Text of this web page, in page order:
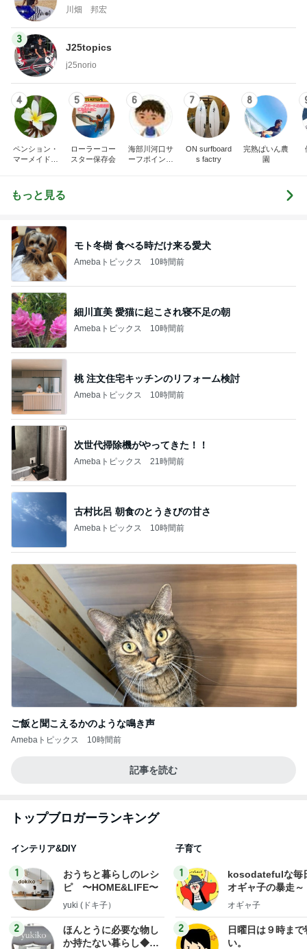
川畑 邦宏
3
J25topics
j25norio
4
ペンション・
マーメイドの
5
ローラーコー
スター保存会
6
海部川河口サ
ーフポイント
7
ON surfboard
s factry
8
完熟ぱいん農
園
もっと見る
モト冬樹 食べる時だけ来る愛犬
Amebaトピックス 10時間前
細川直美 愛猫に起こされ寝不足の朝
Amebaトピックス 10時間前
桃 注文住宅キッチンのリフォーム検討
Amebaトピックス 10時間前
次世代掃除機がやってきた！！
Amebaトピックス 21時間前
古村比呂 朝食のとうきびの甘さ
Amebaトピックス 10時間前
ご飯と聞こえるかのような鳴き声
Amebaトピックス 10時間前
記事を読む
トップブロガーランキング
インテリア&DIY
1
おうちと暮らしのレシ
ピ 〜HOME&LIFE〜
yuki (ドキ子）
2
ほんとうに必要な物し
か持たない暮らし◆Ke
子育て
1
kosodatefulな毎
オギャ子の暴走～
オギャ子
2
日曜日は９時まで
い。